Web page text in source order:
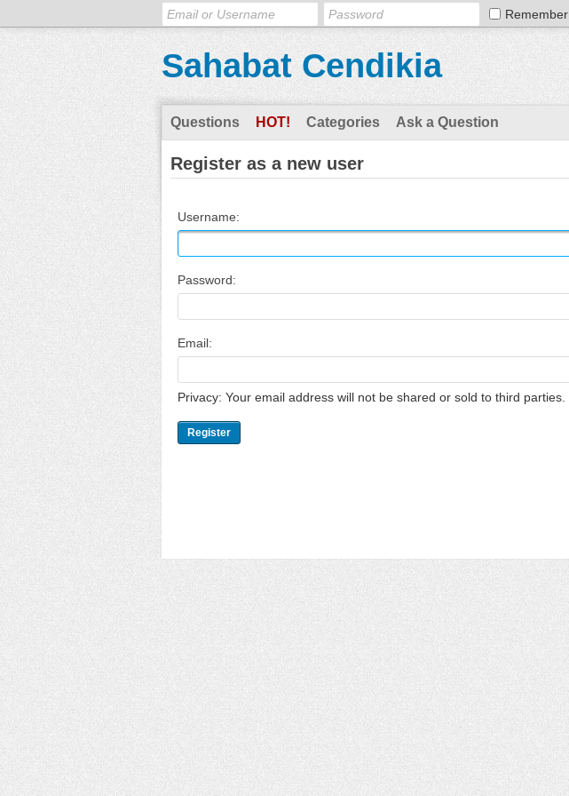
Remember
Sahabat Cendikia
Questions HOT! Categories Ask a Question
Register as a new user
Username:
Password:
Email:
Privacy: Your email address will not be shared or sold to third parties.